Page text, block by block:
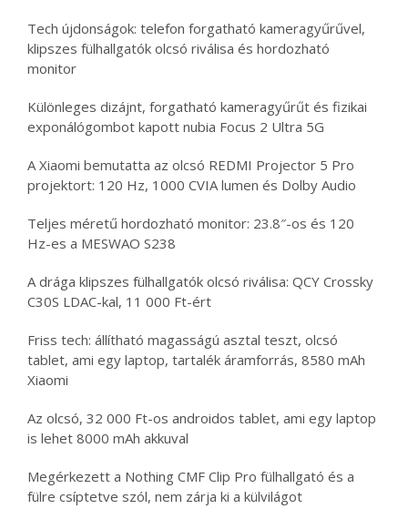
Tech újdonságok: telefon forgatható kameragyűrűvel,
klipszes fülhallgatók olcsó riválisa és hordozható
monitor
Különleges dizájnt, forgatható kameragyűrűt és fizikai
exponálógombot kapott nubia Focus 2 Ultra 5G
A Xiaomi bemutatta az olcsó REDMI Projector 5 Pro
projektort: 120 Hz, 1000 CVIA lumen és Dolby Audio
Teljes méretű hordozható monitor: 23.8″-os és 120
Hz-es a MESWAO S238
A drága klipszes fülhallgatók olcsó riválisa: QCY Crossky
C30S LDAC-kal, 11 000 Ft-ért
Friss tech: állítható magasságú asztal teszt, olcsó
tablet, ami egy laptop, tartalék áramforrás, 8580 mAh
Xiaomi
Az olcsó, 32 000 Ft-os androidos tablet, ami egy laptop
is lehet 8000 mAh akkuval
Megérkezett a Nothing CMF Clip Pro fülhallgató és a
fülre csíptetve szól, nem zárja ki a külvilágot